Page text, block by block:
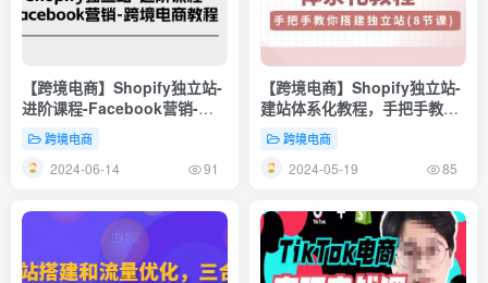
【跨境电商】Shopify独立站-
进阶课程-Facebook营销-跨
境电商教程（25节）
跨境电商
2024-06-14 91
【跨境电商】Shopify独立站-
建站体系化教程，手把手教你
搭建独立站（8节视频课）
跨境电商
2024-05-19 85